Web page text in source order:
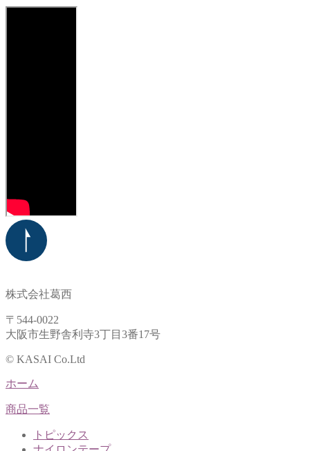
株式会社葛西
〒544-0022
大阪市生野舎利寺3丁目3番17号
© KASAI Co.Ltd
ホーム
商品一覧
トピックス